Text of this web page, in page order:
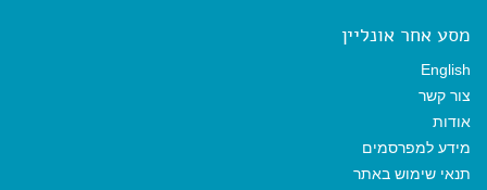
מסע אחר אונליין
English
צור קשר
אודות
מידע למפרסמים
תנאי שימוש באתר